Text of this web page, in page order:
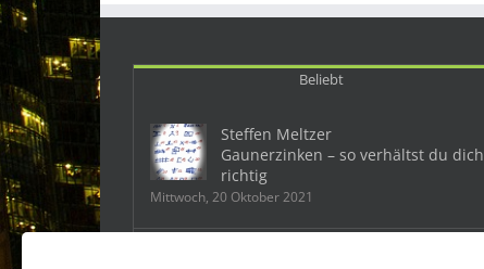
Beliebt
Steffen Meltzer
Gaunerzinken – so verhältst du dich
richtig
Mittwoch, 20 Oktober 2021